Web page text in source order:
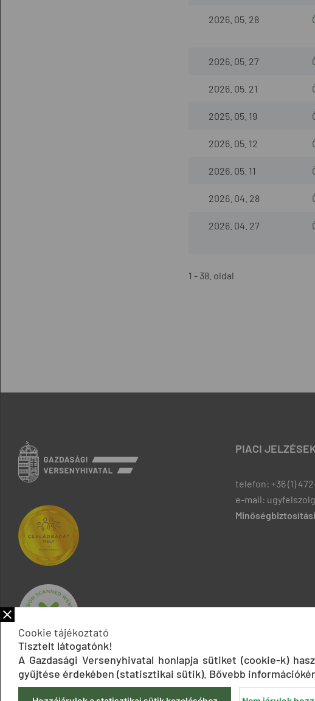
2026. 05. 28
2026. 05. 27
2026. 05. 21
2025. 05. 19
2026. 05. 12
2026. 05. 11
2026. 04. 28
2026. 04. 27
1 - 38. oldal
PIACI
telefon: +36 (1)
e-mail:
Cookie tájékoztató
Tisztelt látogatónk!
A Gazdasági Versenyhivatal honlapja sütiket (cookie-k)
gyűjtése érdekében (statisztikai sütik). Bővebb